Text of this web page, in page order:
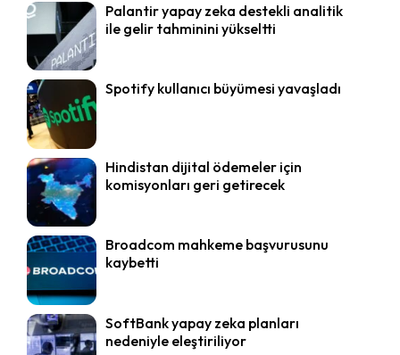
Palantir yapay zeka destekli analitik
ile gelir tahminini yükseltti
Spotify kullanıcı büyümesi yavaşladı
Hindistan dijital ödemeler için
komisyonları geri getirecek
Broadcom mahkeme başvurusunu
kaybetti
SoftBank yapay zeka planları
nedeniyle eleştiriliyor